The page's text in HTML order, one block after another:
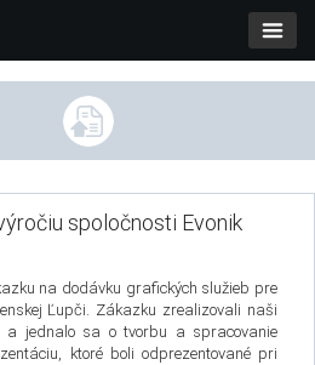
spoločnosti Evonik
na dodávku grafických služieb pre
Ľupči. Zákazku zrealizovali naši
a jednalo sa o tvorbu a spracovanie
ktoré boli odprezentované pri